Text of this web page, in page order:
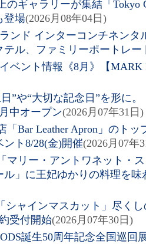
のギャラリーが集結「Tokyo
登場(2026月08年04日)
ンド インターコンチネンタ
テル、ファミリーポートレー
ベント情報《8月》【MARK
”や“大切な記念日”を形に。
中オープン(2026月07年31日)
「Bar Leather Apron」のト
ト8/28(金)開催(2026月07年
マリー・アントワネット・
ル」に王妃ゆかりの料理を
シャインマスカット」尽く
受付開始(2026月07年30日)
誕生50周年記念全国巡回